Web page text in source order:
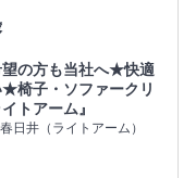
望の方も当社へ★快適
椅子・ソファークリ
トアーム』
日井（ライトアーム）